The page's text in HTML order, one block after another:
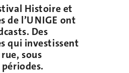
Histoire et
de l’UNIGE ont
Des
qui investissent
sous